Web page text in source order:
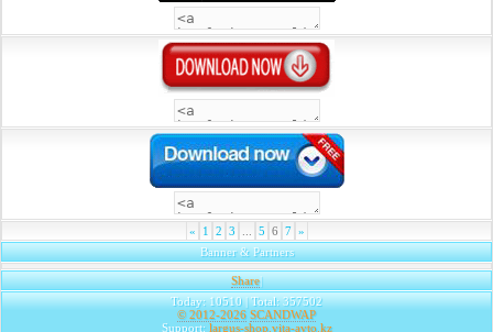
« 1 2 3 5 6 7 »
Banner & Partners
Share|
Today: 10510 | Total: 357502
© 2012-2026 SCANDWAP
Support: largus-shop.vita-avto.kz